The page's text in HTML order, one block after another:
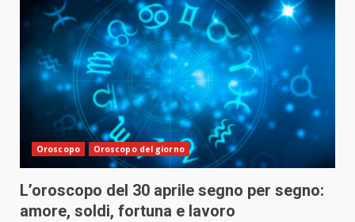
Oroscopo Oroscopo del giorno
L’oroscopo del 30 aprile segno per segno:
amore, soldi, fortuna e lavoro